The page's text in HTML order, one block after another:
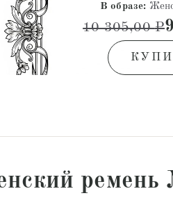
В образе:
10 305,00₽